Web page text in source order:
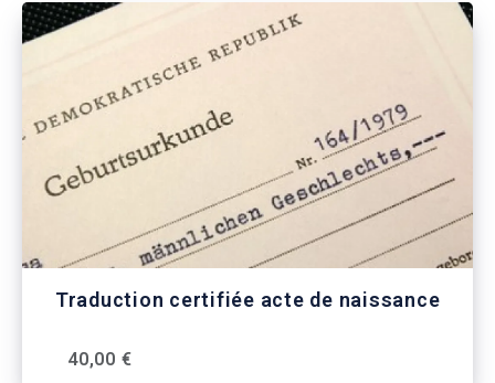
Traduction certifiée acte de naissance
40,00 €